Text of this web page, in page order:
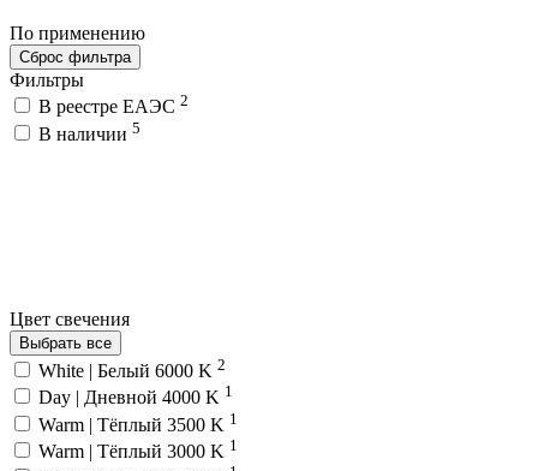
По применению
Сброс фильтра
Фильтры
В реестре ЕАЭС 2
В наличии 5
Цвет свечения
Выбрать все
White | Белый 6000 K 2
Day | Дневной 4000 K 1
Warm | Тёплый 3500 K 1
Warm | Тёплый 3000 K 1